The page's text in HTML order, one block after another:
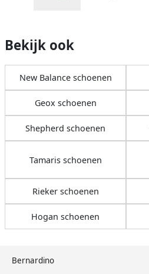
Bernardino
Bekijk ook
New Balance schoenen
Geox schoenen
Shepherd schoenen
Tamaris schoenen
Rieker schoenen
Hogan schoenen